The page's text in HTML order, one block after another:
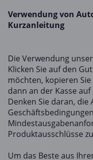
Verwendung von
Kurzanleitung
Die Verwendung
Klicken Sie auf den
möchten, kopieren
dann an der Kasse
Denken Sie daran, die
Produktausschlüsse
Um das Beste aus